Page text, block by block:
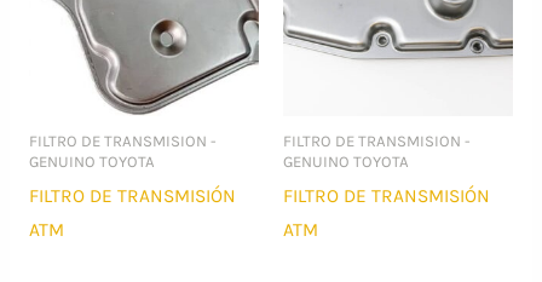
FILTRO DE TRANSMISION -
GENUINO TOYOTA
FILTRO DE TRANSMISIÓN
ATM
FILTRO DE TRANSMISION -
GENUINO TOYOTA
FILTRO DE TRANSMISIÓN
ATM